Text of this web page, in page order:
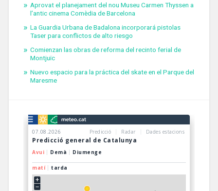
Aprovat el planejament del nou Museu Carmen Thyssen a
l’antic cinema Comèdia de Barcelona
La Guardia Urbana de Badalona incorporará pistolas
Taser para conflictos de alto riesgo
Comienzan las obras de reforma del recinto ferial de
Montjuïc
Nuevo espacio para la práctica del skate en el Parque del
Maresme